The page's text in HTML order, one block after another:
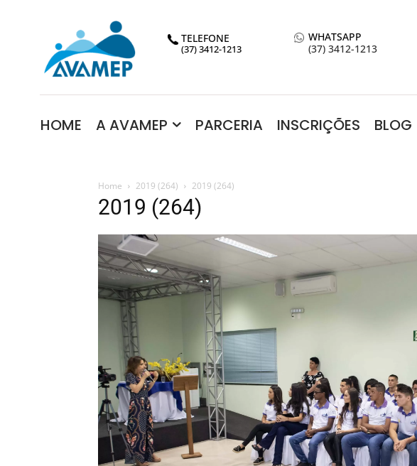
TELEFONE
WHATSAPP
(37) 3412-1213
(37) 3412-1213
HOME A AVAMEP PARCERIA INSCRIÇÕES BLOG
Home 2019 (264) 2019 (264)
2019 (264)